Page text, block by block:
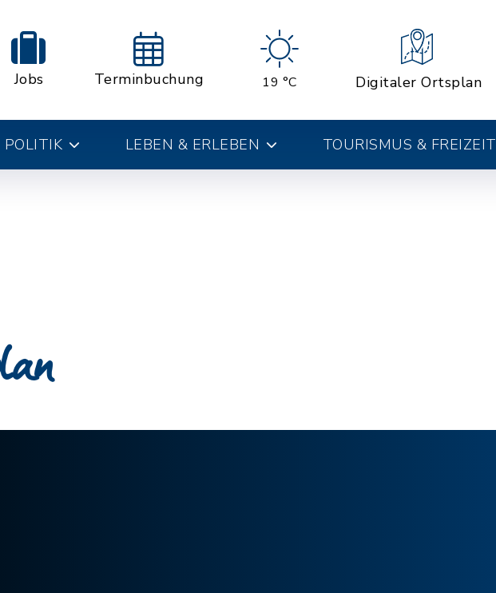
Jobs Terminbuchung 19 °C Digitaler Ortsplan
POLITIK LEBEN & ERLEBEN TOURISMUS & FREIZEIT